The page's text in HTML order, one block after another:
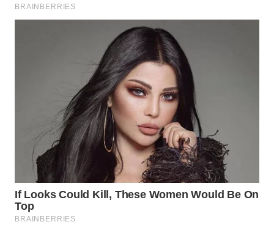
WN
MANDALIKA
WN
LIKUPANG
LABUANBAJO